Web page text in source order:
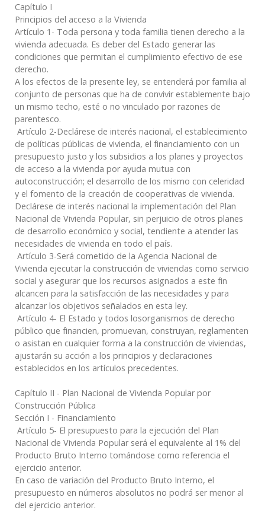
Capítulo I
Principios del acceso a la Vivienda
Artículo 1- Toda persona y toda familia tienen derecho a la
vivienda adecuada. Es deber del Estado generar las
condiciones que permitan el cumplimiento efectivo de ese
derecho.
A los efectos de la presente ley, se entenderá por familia al
conjunto de personas que ha de convivir establemente bajo
un mismo techo, esté o no vinculado por razones de
parentesco.
Artículo 2-Declárese de interés nacional, el establecimiento
de políticas públicas de vivienda, el financiamiento con un
presupuesto justo y los subsidios a los planes y proyectos
de acceso a la vivienda por ayuda mutua con
autoconstrucción; el desarrollo de los mismo con celeridad
y el fomento de la creación de cooperativas de vivienda.
Declárese de interés nacional la implementación del Plan
Nacional de Vivienda Popular, sin perjuicio de otros planes
de desarrollo económico y social, tendiente a atender las
necesidades de vivienda en todo el país.
Artículo 3-Será cometido de la Agencia Nacional de
Vivienda ejecutar la construcción de viviendas como servicio
social y asegurar que los recursos asignados a este fin
alcancen para la satisfacción de las necesidades y para
alcanzar los objetivos señalados en esta ley.
Artículo 4- El Estado y todos losorganismos de derecho
público que financien, promuevan, construyan, reglamenten
o asistan en cualquier forma a la construcción de viviendas,
ajustarán su acción a los principios y declaraciones
establecidos en los artículos precedentes.
Capítulo II - Plan Nacional de Vivienda Popular por
Construcción Pública
Sección I - Financiamiento
Artículo 5- El presupuesto para la ejecución del Plan
Nacional de Vivienda Popular será el equivalente al 1% del
Producto Bruto Interno tomándose como referencia el
ejercicio anterior.
En caso de variación del Producto Bruto Interno, el
presupuesto en números absolutos no podrá ser menor al
del ejercicio anterior.